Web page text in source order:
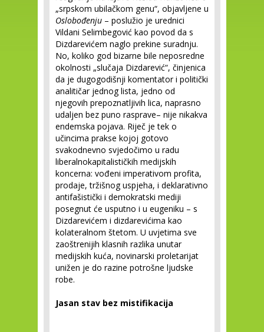
„srpskom ubilačkom genu“, objavljene u
Oslobođenju – poslužio je urednici
Vildani Selimbegović kao povod da s
Dizdarevićem naglo prekine suradnju.
No, koliko god bizarne bile neposredne
okolnosti „slučaja Dizdarević“, činjenica
da je dugogodišnji komentator i politički
analitičar jednog lista, jedno od
njegovih prepoznatljivih lica, naprasno
udaljen bez puno rasprave– nije nikakva
endemska pojava. Riječ je tek o
učincima prakse kojoj gotovo
svakodnevno svjedočimo u radu
liberalnokapitalističkih medijskih
koncerna: vođeni imperativom profita,
prodaje, tržišnog uspjeha, i deklarativno
antifašistički i demokratski mediji
posegnut će usputno i u eugeniku – s
Dizdarevićem i dizdarevićima kao
kolateralnom štetom. U uvjetima sve
zaoštrenijih klasnih razlika unutar
medijskih kuća, novinarski proletarijat
unižen je do razine potrošne ljudske
robe.
Jasan stav bez mistifikacija